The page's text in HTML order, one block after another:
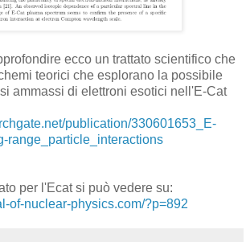
ecco un trattato scientifico che
teorici che esplorano la possibile
ammassi di elettroni esotici nell'E-Cat
publication/330601653_E-
range_particle_interactions
per l'Ecat si può vedere su:
of-nuclear-physics.com/?p=892